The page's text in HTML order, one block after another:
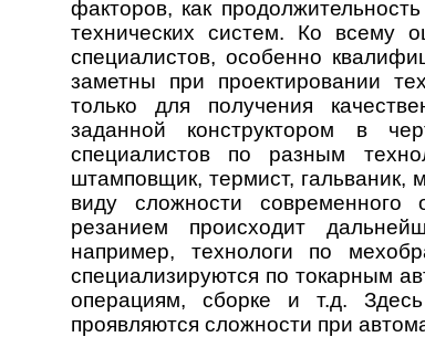
факторов, как
технических систем. Ко всему
специалистов, особенно
заметны при проектировании
только для получения
заданной конструктором в
специалистов по разным
штамповщик, термист, гальваник,
виду сложности современного
резанием происходит
например, технологи по
специализируются по токарным
операциям, сборке и т.д.
проявляются сложности при